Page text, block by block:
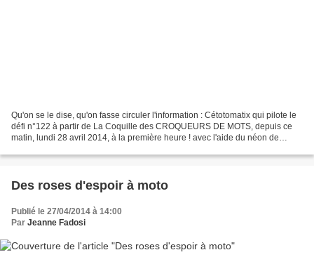
Qu'on se le dise, qu'on fasse circuler l'information : Cétotomatix qui pilote le
défi n°122 à partir de La Coquille des CROQUEURS DE MOTS, depuis ce
matin, lundi 28 avril 2014, à la première heure ! avec l'aide du néon de
Des roses d'espoir à moto
Publié le 27/04/2014 à 14:00
Par Jeanne Fadosi